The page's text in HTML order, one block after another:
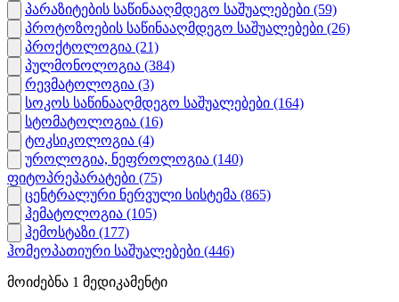
პარაზიტების საწინააღმდეგო საშუალებები (59)
პროტოზოების საწინააღმდეგო საშუალებები (26)
პროქტოლოგია (21)
პულმონოლოგია (384)
რევმატოლოგია (3)
სოკოს საწინააღმდეგო საშუალებები (164)
სტომატოლოგია (16)
ტოკსიკოლოგია (4)
უროლოგია, ნეფროლოგია (140)
ფიტოპრეპარატები (75)
ცენტრალური ნერვული სისტემა (865)
ჰემატოლოგია (105)
ჰემოსტაზი (177)
ჰომეოპათიური საშუალებები (446)
მოიძებნა 1 მედიკამენტი